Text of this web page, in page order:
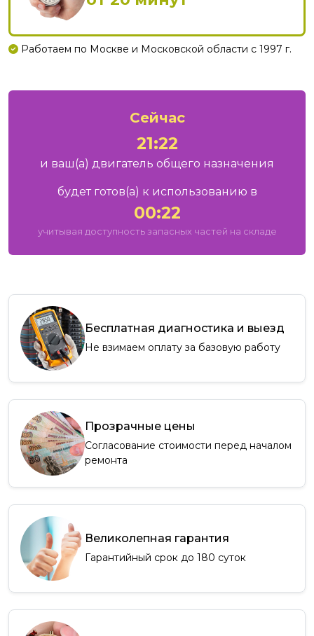
Работаем по Москве и Московской области с 1997 г.
Сейчас
21:22
и ваш(а) двигатель общего назначения
будет готов(а) к использованию в
00:22
учитывая доступность запасных частей на складе
Бесплатная диагностика и выезд
Не взимаем оплату за базовую работу
Прозрачные цены
Согласование стоимости перед началом
ремонта
Великолепная гарантия
Гарантийный срок до 180 суток